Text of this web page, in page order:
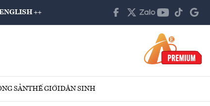
++
SẢNTHẾ GIỚIDÂN SINH